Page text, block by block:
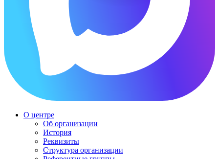
О центре
Об организации
История
Реквизиты
Структура организации